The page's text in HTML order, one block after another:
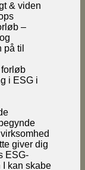
& viden
–
til
i ESG i
giver dig
ESG-
I kan skabe